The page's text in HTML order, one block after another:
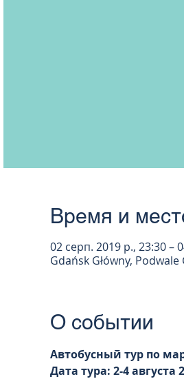
Время и
02 серп. 2019 р., 23:30 –
Gdańsk Główny,
О событии
Автобусный тур по
Дата тура: 2-4 августа